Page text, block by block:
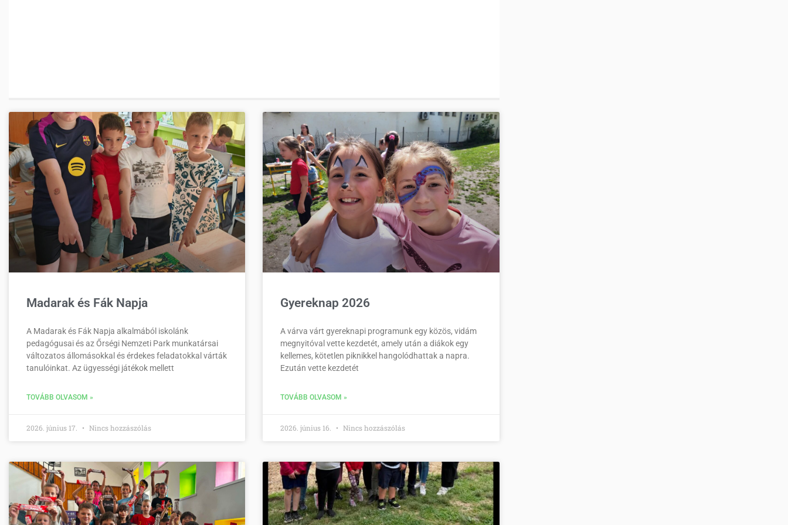
Madarak és Fák Napja
A Madarak és Fák Napja alkalmából iskolánk
pedagógusai és az Őrségi Nemzeti Park munkatársai
változatos állomásokkal és érdekes feladatokkal várták
tanulóinkat. Az ügyességi játékok mellett
TOVÁBB OLVASOM »
2026. június 17. Nincs hozzászólás
Gyereknap 2026
A várva várt gyereknapi programunk egy közös, vidám
megnyitóval vette kezdetét, amely után a diákok egy
kellemes, kötetlen piknikkel hangolódhattak a napra.
Ezután vette kezdetét
TOVÁBB OLVASOM »
2026. június 16. Nincs hozzászólás